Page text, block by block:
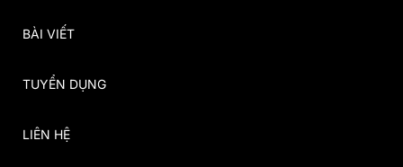
BÀI VIẾT
TUYỂN DỤNG
LIÊN HỆ